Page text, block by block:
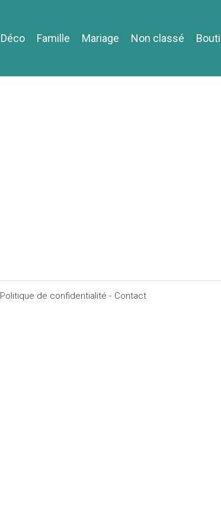
Déco Famille Mariage Non classé
Politique de confidentialité - Contact